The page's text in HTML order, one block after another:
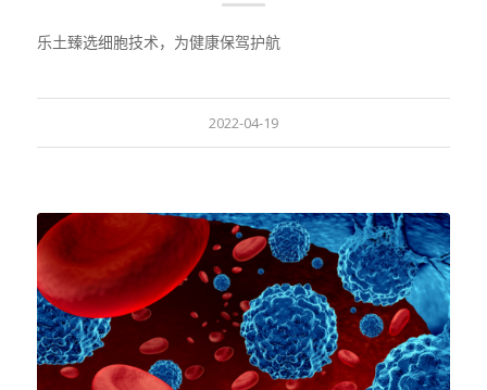
乐土臻选细胞技术，为健康保驾护航
2022-04-19